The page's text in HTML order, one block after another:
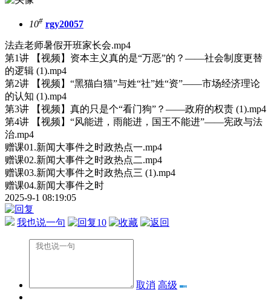
10# rgy20057
法垚老师暑假开班家长会.mp4
第1讲 【视频】资本主义真的是“万恶”的？——社会制度更替
的逻辑 (1).mp4
第2讲 【视频】“黑猫白猫”与姓“社”姓“资”——市场经济理论
的认知 (1).mp4
第3讲 【视频】真的只是个“看门狗”？——政府的权责 (1).mp4
第4讲 【视频】“风能进，雨能进，国王不能进”——宪政与法
治.mp4
赠课01.新闻大事件之时政热点一.mp4
赠课02.新闻大事件之时政热点二.mp4
赠课03.新闻大事件之时政热点三 (1).mp4
赠课04.新闻大事件之时
2025-9-1 08:19:05
我也说一句 10
取消 高级